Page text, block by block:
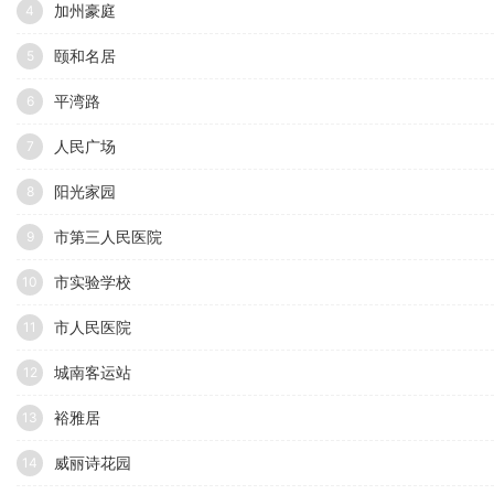
4 加州豪庭
5 颐和名居
6 平湾路
7 人民广场
8 阳光家园
9 市第三人民医院
10 市实验学校
11 市人民医院
12 城南客运站
13 裕雅居
14 威丽诗花园